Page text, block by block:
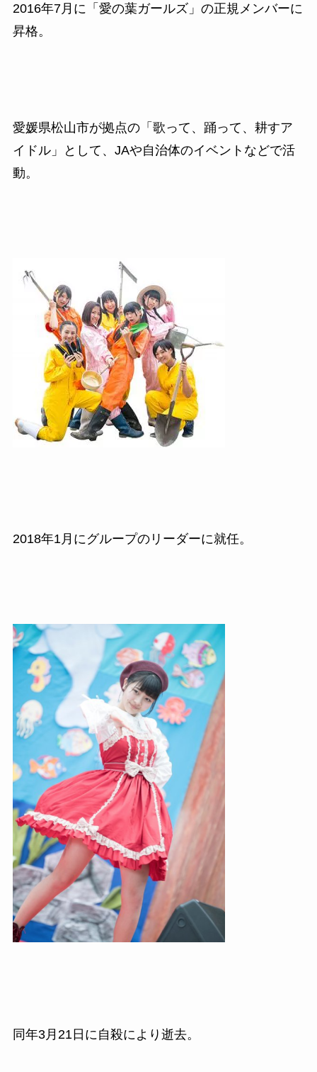
2016年7月に「愛の葉ガールズ」の正規メンバーに
昇格。
愛媛県松山市が拠点の「歌って、踊って、耕すア
イドル」として、 JAや自治体のイベントなどで活
動。
2018年1月にグループのリーダーに就任。
同年3月 21 日に自殺により逝去。